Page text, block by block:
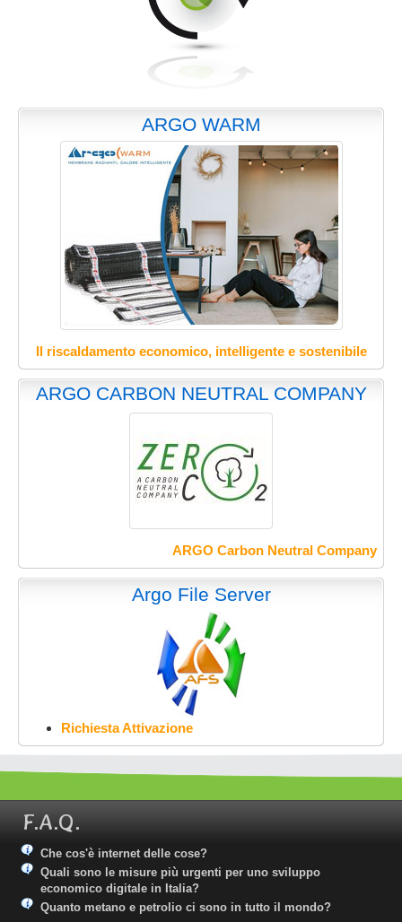
ARGO WARM
Il riscaldamento economico, intelligente e sostenibile
ARGO CARBON NEUTRAL COMPANY
ARGO Carbon Neutral Company
Argo File Server
Richiesta Attivazione
F.A.Q.
Che cos'è internet delle cose?
Quali sono le misure più urgenti per uno sviluppo
economico digitale in Italia?
Quanto metano e petrolio ci sono in tutto il mondo?